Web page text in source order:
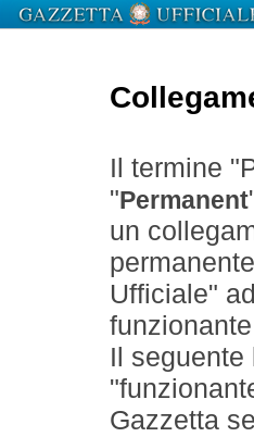
Il termine
" Permanent
un
Ufficiale"
Il
Gazzetta